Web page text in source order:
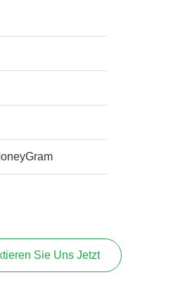
Sie Uns Jetzt